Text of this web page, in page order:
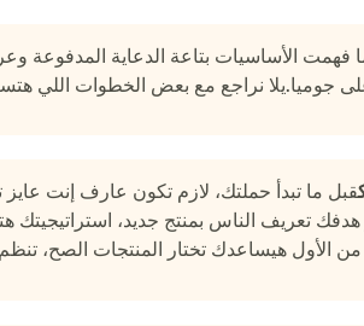
فهمت الأساسيات بتاعة الدعاية
على جوميا.يلا نراجع مع بعض الخطوات اللي
قبل ما تبدأ حملتك، لازم تكون عارف إنت عايز
هدفك تعريف الناس بمنتج جديد،
الأول هيساعدك تختار المنتجات الصح،